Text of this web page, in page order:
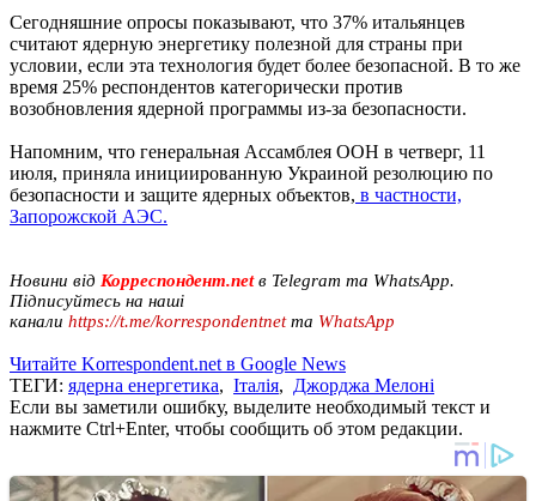
Сегодняшние опросы показывают, что 37% итальянцев
считают ядерную энергетику полезной для страны при
условии, если эта технология будет более безопасной. В то же
время 25% респондентов категорически против
возобновления ядерной программы из-за безопасности.
Напомним, что генеральная Ассамблея ООН в четверг, 11
июля, приняла инициированную Украиной резолюцию по
безопасности и защите ядерных объектов, в частности,
Запорожской АЭС.
Новини від Корреспондент.netв Telegram та WhatsApp.
Підписуйтесь на наші
канали https://t.me/korrespondentnetта WhatsApp
Читайте Korrespondent.net в Google News
ТЕГИ: ядерна енергетика, Італія, Джорджа Мелоні
Если вы заметили ошибку, выделите необходимый текст и
нажмите Ctrl+Enter, чтобы сообщить об этом редакции.